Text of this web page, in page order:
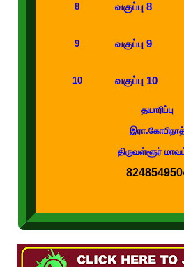
8 வகுப்பு 8
9 வகுப்பு 9
10 வகுப்பு 10
தயாரிப்பு
திருவள்ளூர்